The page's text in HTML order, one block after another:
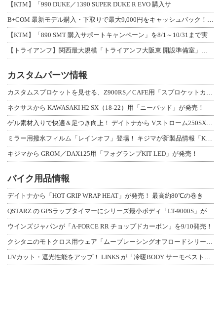
【KTM】「990 DUKE／1390 SUPER DUKE R EVO 購入サ
B+COM 最新モデル購入・下取りで最大9,000円をキャッシュバック！「B+F
【KTM】「890 SMT 購入サポートキャンペーン」を8/1～10/31まで実
【トライアンフ】関西最大規模「トライアンフ大阪東 開設準備室」がオープン！ 限定
カスタムパーツ情報
カスタムスプロケットを見せる、Z900RS／CAFE用「スプロケットカバーフルキ
ネクサスから KAWASAKI H2 SX（18-22）用「ニーパッド」が発売！
ゲル素材入りで快適＆足つき向上！ デイトナから Vストローム250SX用「快適ロ
ミラー用撥水フィルム「レインオフ」登場！ キジマが新製品情報「KIJIMA NE
キジマから GROM／DAX125用「フォグランプKIT LED」が発売！
バイク用品情報
デイトナから「HOT GRIP WRAP HEAT」が発売！ 最高約80℃の巻き
QSTARZ の GPSラップタイマーにシリーズ最小ボディ「LT-9000S」が
ウインズジャパンが「A-FORCE RR チョップドカーボン」を9/10発売！
クシタニのモトクロス用ウェア「ムーブレーシングオフロードシリーズ」3アイテムが登
UVカット・遮光性能をアップ！ LINKS が「冷暖BODY サーモベスト」改良